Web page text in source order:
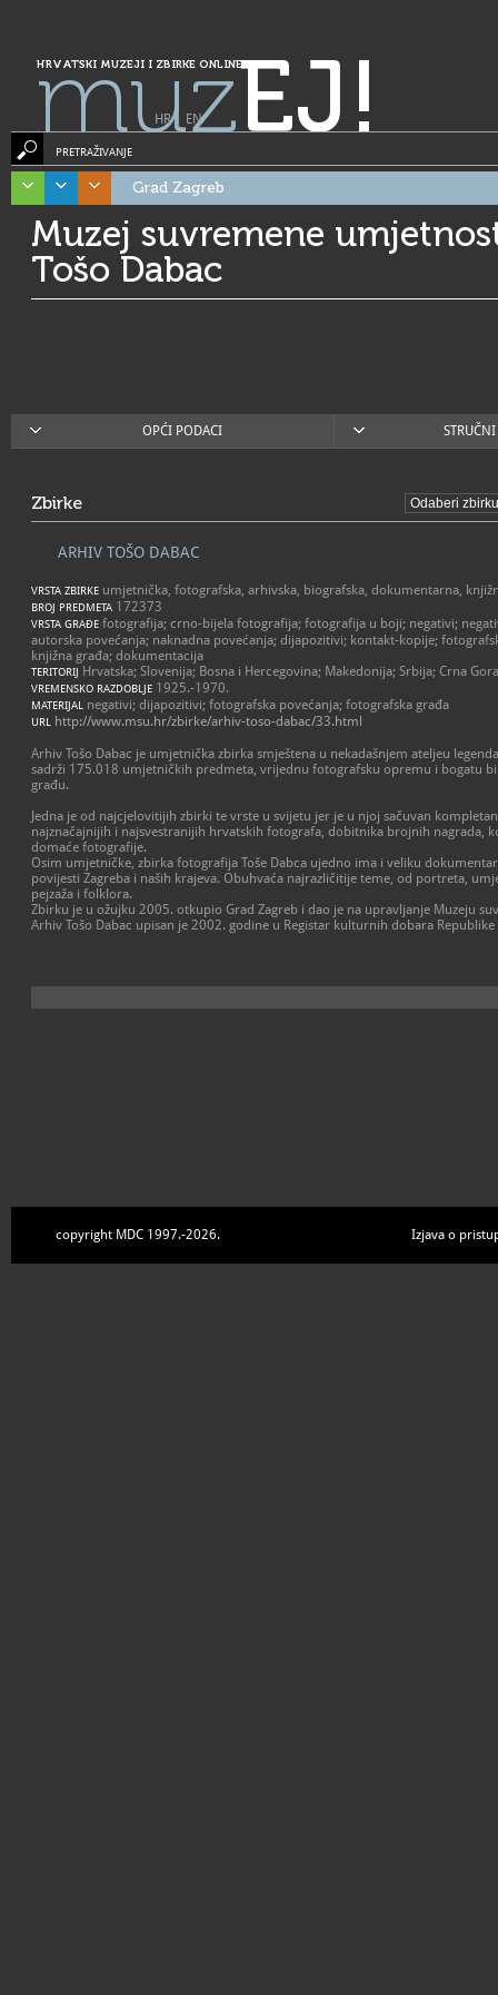
HRVATSKI MUZEJI I ZBIRKE ONLINE
muzEJ!
HR| EN
PRETRAŽIVANJE
Grad Zagreb
Muzej suvremene
Tošo Dabac
OPĆI PODACI
Zbirke
ARHIV TOŠO DABAC
VRSTA ZBIRKE umjetnička, fotografska, arhivska, biografska, dokumentarna,
BROJ PREDMETA 172373
VRSTA GRAĐE fotografija; crno-bijela fotografija; fotografija u boji; negativi;
autorska povećanja; naknadna povećanja; dijapozitivi; kontakt-kopije;
knjižna građa; dokumentacija
TERITORIJ Hrvatska; Slovenija; Bosna i Hercegovina; Makedonija; Srbija; Crna Gora
VREMENSKO RAZDOBLJE 1925.-1970.
MATERIJAL negativi; dijapozitivi; fotografska povećanja; fotografska građa
URL http://www.msu.hr/zbirke/arhiv-toso-dabac/33.html
Arhiv Tošo Dabac je umjetnička zbirka smještena u nekadašnjem ateljeu
sadrži 175.018 umjetničkih predmeta, vrijednu fotografsku opremu i bogatu
građu.
Jedna je od najcjelovitijih zbirki te vrste u svijetu jer je u njoj sačuvan
najznačajnijih i najsvestranijih hrvatskih fotografa, dobitnika brojnih nagrada,
domaće fotografije.
Osim umjetničke, zbirka fotografija Toše Dabca ujedno ima i veliku
povijesti Zagreba i naših krajeva. Obuhvaća najrazličitije teme, od portreta,
pejzaža i folklora.
Zbirku je u ožujku 2005. otkupio Grad Zagreb i dao je na upravljanje Muzeju
Arhiv Tošo Dabac upisan je 2002. godine u Registar kulturnih dobara Republike
copyright MDC 1997.-2026. Izjava o